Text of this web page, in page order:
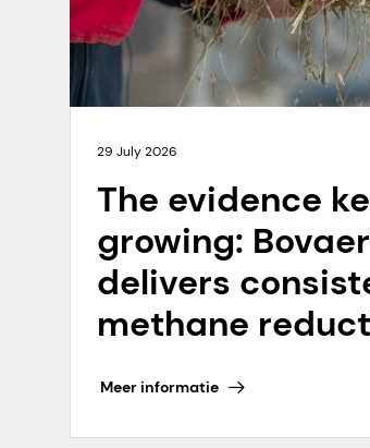
29 July 2026
The evidence
growing:
delivers
methane
beyond
Meer informatie